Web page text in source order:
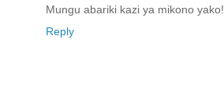
Mungu abariki kazi ya mikono yako!
Reply